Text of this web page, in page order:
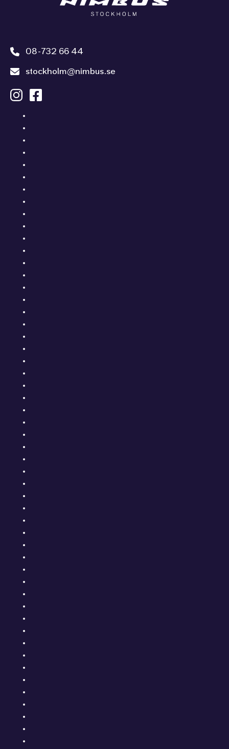
08-732 66 44
stockholm@nimbus.se